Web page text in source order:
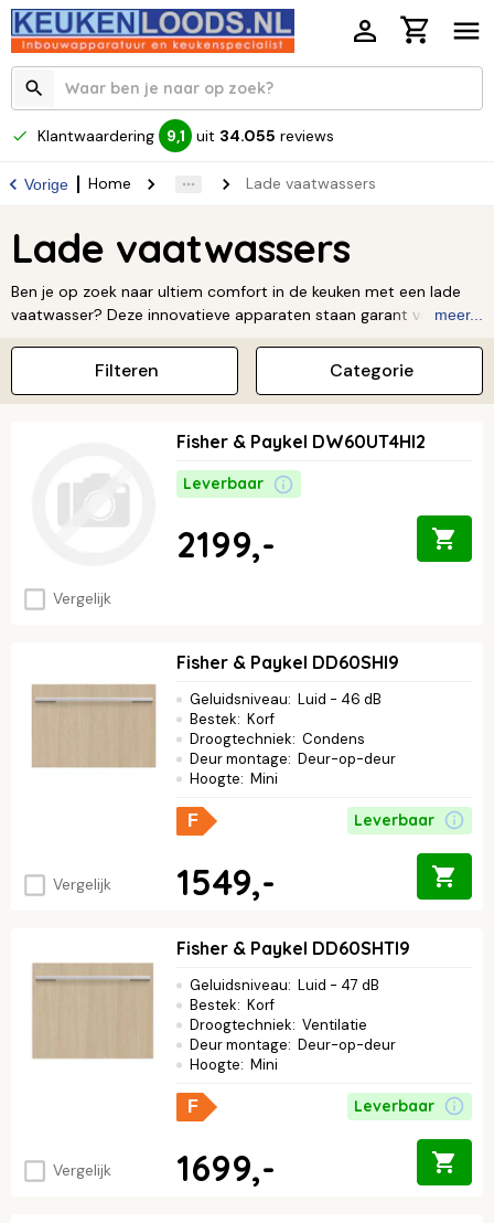
Klantwaardering 9,1 uit 34.055 reviews
Vorige Home Lade vaatwassers
Lade vaatwassers
Ben je op zoek naar ultiem comfort in de keuken met een lade
vaatwasser? Deze innovatieve apparaten staan garant voor
Lees verder ↓
meer...
Categorie
Filteren
Vergelijk
Fisher & Paykel DW60UT4HI2
Leverbaar
2199,-
Vergelijk
Fisher & Paykel DD60SHI9
Geluidsniveau: Luid - 46 dB
Bestek: Korf
Droogtechniek: Condens
Deur montage: Deur-op-deur
Hoogte: Mini
F Leverbaar
1549,-
Vergelijk
Fisher & Paykel DD60SHTI9
Geluidsniveau: Luid - 47 dB
Bestek: Korf
Droogtechniek: Ventilatie
Deur montage: Deur-op-deur
Hoogte: Mini
F Leverbaar
1699,-